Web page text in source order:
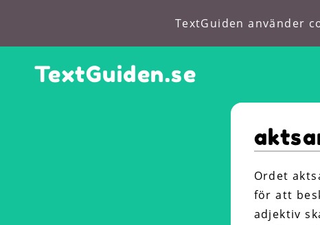
TextGuiden använder
TextGuiden.se
Ordet
för att
adjektiv